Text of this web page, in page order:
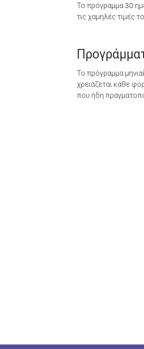
Το πρόγραμμα 30
τις χαμηλές τιμές
Το πρόγραμμα
χρειάζεται κάθε
που ήδη